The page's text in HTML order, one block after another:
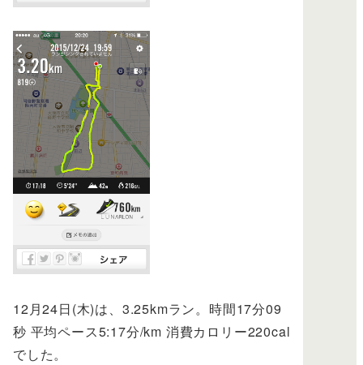
12月24日(木)は、3.25kmラン。時間17分09
秒 平均ペース5:17分/km 消費カロリー220cal
でした。